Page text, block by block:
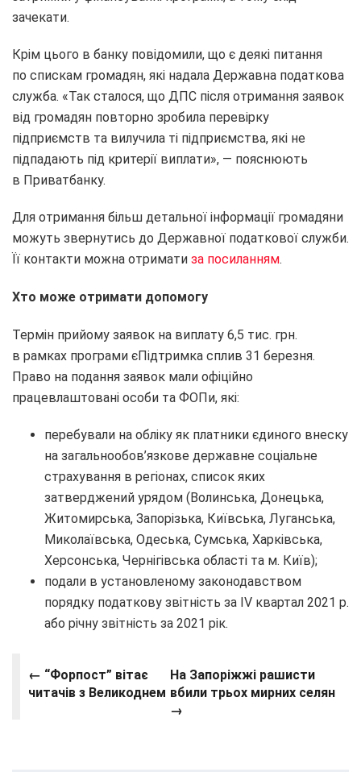
зачекати.
Крім цього в банку повідомили, що є деякі питання
по спискам громадян, які надала Державна податкова
служба. «Так сталося, що ДПС після отримання заявок
від громадян повторно зробила перевірку
підприємств та вилучила ті підприємства, які не
підпадають під критерії виплати», — пояснюють
в Приватбанку.
Для отримання більш детальної інформації громадяни
можуть звернутись до Державної податкової служби.
Її контакти можна отримати за посиланням.
Хто може отримати допомогу
Термін прийому заявок на виплату 6,5 тис. грн.
в рамках програми єПідтримка сплив 31 березня.
Право на подання заявок мали офіційно
працевлаштовані особи та ФОПи, які:
перебували на обліку як платники єдиного внеску
на загальнообов’язкове державне соціальне
страхування в регіонах, список яких
затверджений урядом (Волинська, Донецька,
Житомирська, Запорізька, Київська, Луганська,
Миколаївська, Одеська, Сумська, Харківська,
Херсонська, Чернігівська області та м. Київ);
подали в установленому законодавством
порядку податкову звітність за IV квартал 2021 р.
або річну звітність за 2021 рік.
← “Форпост” вітає
читачів з Великоднем
На Запоріжжі рашисти
вбили трьох мирних селян
→